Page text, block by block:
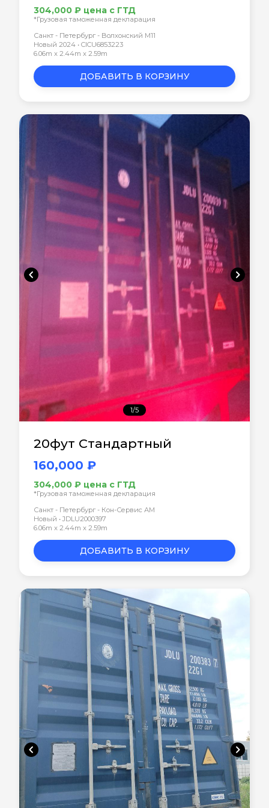
304,000 ₽ цена с ГТД
*Грузовая таможенная декларация
Санкт - Петербург - Волхонский М11
Новый 2024 • CICU6853223
6.06m x 2.44m x 2.59m
ДОБАВИТЬ В КОРЗИНУ
chevron_left chevron_right
1/5
20фут Стандартный
160,000 ₽
304,000 ₽ цена с ГТД
*Грузовая таможенная декларация
Санкт - Петербург - Кон-Сервис АМ
Новый • JDLU2000397
6.06m x 2.44m x 2.59m
ДОБАВИТЬ В КОРЗИНУ
chevron_left chevron_right